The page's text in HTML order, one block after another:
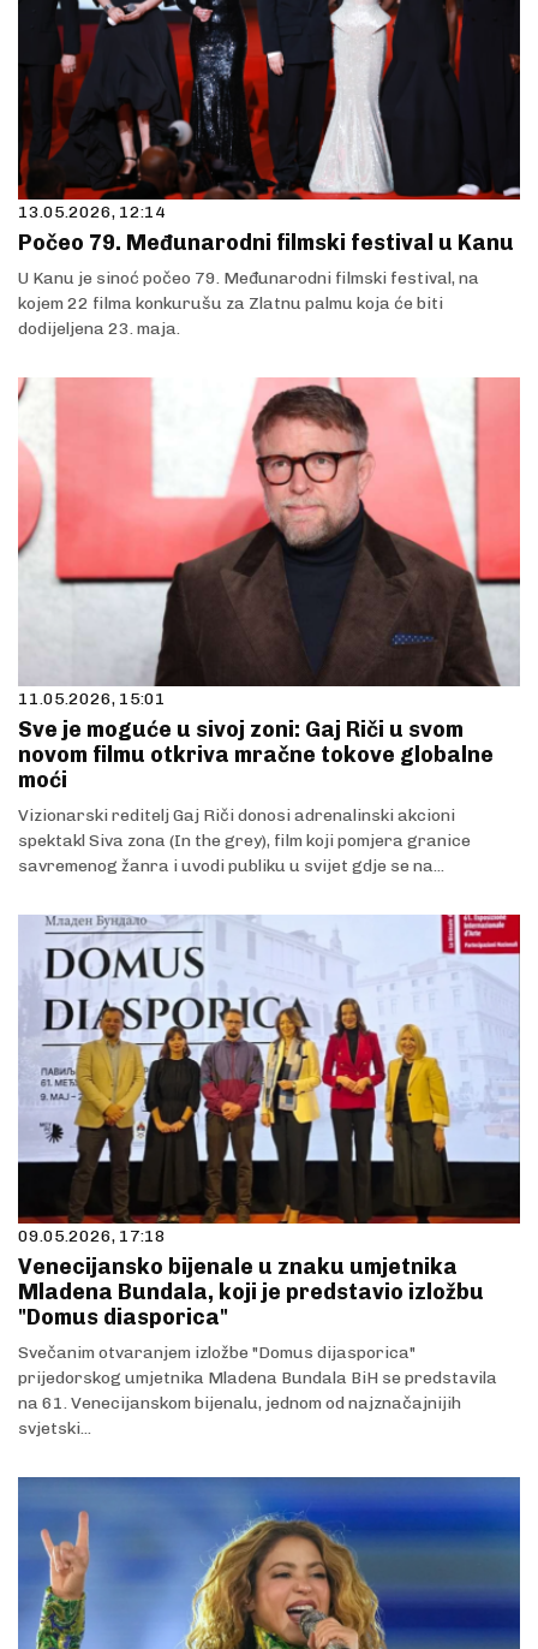
13.05.2026, 12:14
Počeo 79. Međunarodni filmski festival u Kanu
U Kanu je sinoć počeo 79. Međunarodni filmski festival, na
kojem 22 filma konkurušu za Zlatnu palmu koja će biti
dodijeljena 23. maja.
11.05.2026, 15:01
Sve je moguće u sivoj zoni: Gaj Riči u svom
novom filmu otkriva mračne tokove globalne
moći
Vizionarski reditelj Gaj Riči donosi adrenalinski akcioni
spektakl Siva zona (In the grey), film koji pomjera granice
savremenog žanra i uvodi publiku u svijet gdje se na...
09.05.2026, 17:18
Venecijansko bijenale u znaku umjetnika
Mladena Bundala, koji je predstavio izložbu
"Domus diasporica"
Svečanim otvaranjem izložbe "Domus dijasporica"
prijedorskog umjetnika Mladena Bundala BiH se predstavila
na 61. Venecijanskom bijenalu, jednom od najznačajnijih
svjetski...